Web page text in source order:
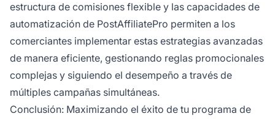
estructura de comisiones flexible y las capacidades de
automatización de PostAffiliatePro permiten a los
comerciantes implementar estas estrategias avanzadas
de manera eficiente, gestionando reglas promocionales
complejas y siguiendo el desempeño a través de
múltiples campañas simultáneas.
Conclusión: Maximizando el éxito de tu programa de